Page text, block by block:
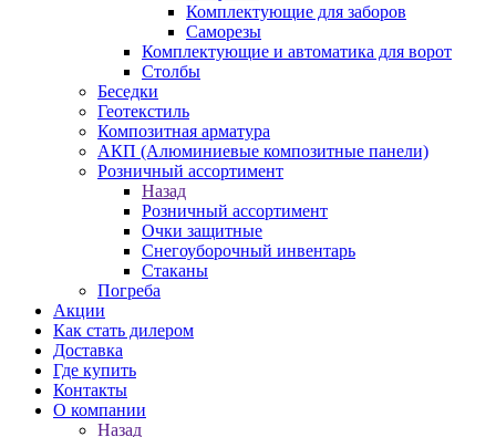
Комплектующие для заборов
Саморезы
Комплектующие и автоматика для ворот
Столбы
Беседки
Геотекстиль
Композитная арматура
АКП (Алюминиевые композитные панели)
Розничный ассортимент
Назад
Розничный ассортимент
Очки защитные
Снегоуборочный инвентарь
Стаканы
Погреба
Акции
Как стать дилером
Доставка
Где купить
Контакты
О компании
Назад